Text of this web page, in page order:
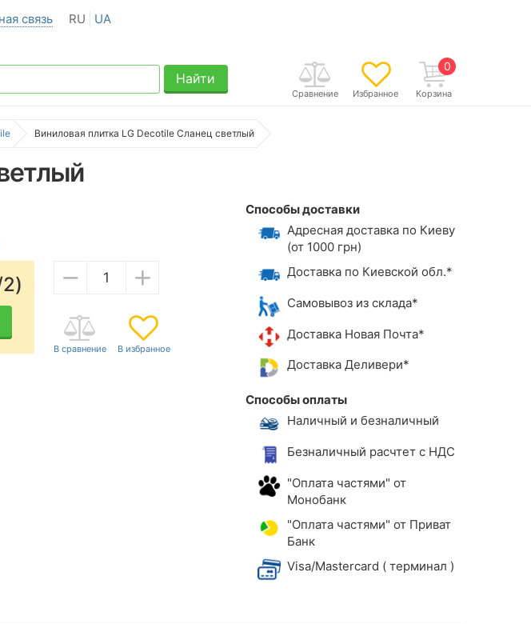
связь RU
UA
0
Корзина
Избранное
Сравнение
Найти
Виниловая плитка LG Decotile Сланец светлый
− +
Способы доставки
Адресная доставка по Киеву
(от 1000 грн)
Доставка по Киевской обл.*
Самовывоз из склада*
Доставка Новая Почта*
Доставка Деливери*
Способы оплаты
Наличный и безналичный
Безналичный расчтет с НДС
"Оплата частями" от
Монобанк
"Оплата частями" от Приват
Банк
Visa/Mastercard ( терминал )